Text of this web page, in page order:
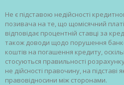
Не є підставою недійсності
позивача на те, що щомісячний
відповідає процентній ставці за
також доводи щодо порушення
коштів на погашення кредиту,
стосуються правильності
не дійсності правочину, на підставі
правовідносини між сторонами.